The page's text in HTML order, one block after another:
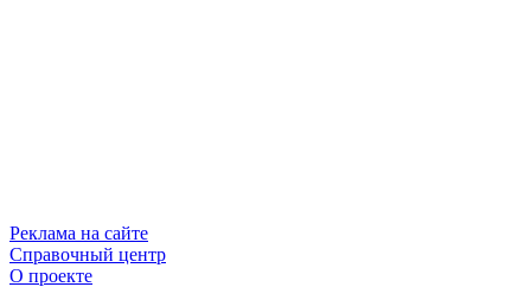
Реклама на сайте
Справочный центр
О проекте